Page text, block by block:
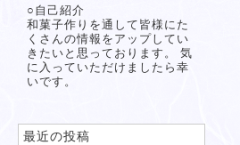
○自己紹介
和菓子作りを通して皆様にた
くさんの情報をアップしてい
きたいと思っております。 気
に入っていただけましたら幸
いです。
最近の投稿